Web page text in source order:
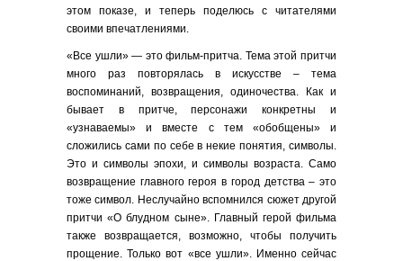
этом показе, и теперь поделюсь с читателями
своими впечатлениями.
«Все ушли» — это фильм-притча. Тема этой притчи
много раз повторялась в искусстве – тема
воспоминаний, возвращения, одиночества. Как и
бывает в притче, персонажи конкретны и
«узнаваемы» и вместе с тем «обобщены» и
сложились сами по себе в некие понятия, символы.
Это и символы эпохи, и символы возраста. Само
возвращение главного героя в город детства – это
тоже символ. Неслучайно вспомнился сюжет другой
притчи «О блудном сыне». Главный герой фильма
также возвращается, возможно, чтобы получить
прощение. Только вот «все ушли». Именно сейчас